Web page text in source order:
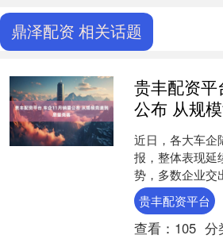
鼎泽配资 相关话题
贵丰配资
公布 从规
近日，各大车企
报，整体表现延
势，多数企业交
伴随核心车企的
市的竞争格局也
贵丰配资平台
查看： 105 分